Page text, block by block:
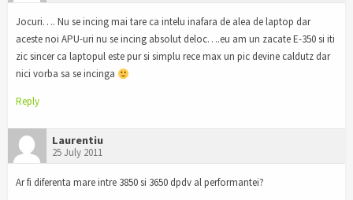
Jocuri…. Nu se incing mai tare ca intelu inafara de alea de laptop dar
aceste noi APU-uri nu se incing absolut deloc….eu am un zacate E-350 si iti
zic sincer ca laptopul este pur si simplu rece max un pic devine caldutz dar
nici vorba sa se incinga
Reply
Laurentiu
25 July 2011
Ar fi diferenta mare intre 3850 si 3650 dpdv al performantei?